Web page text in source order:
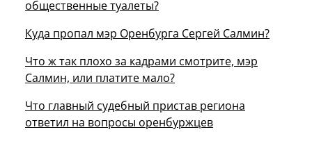
общественные туалеты?
Куда пропал мэр Оренбурга Сергей Салмин?
Что ж так плохо за кадрами смотрите, мэр
Салмин, или платите мало?
Что главный судебный пристав региона
ответил на вопросы оренбуржцев